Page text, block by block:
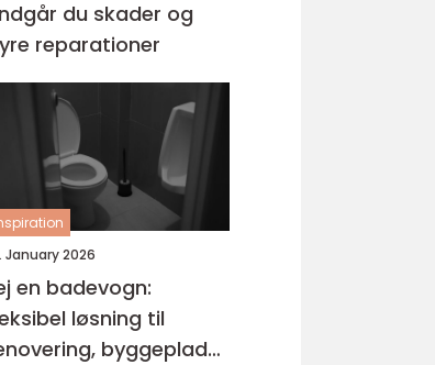
du skader og
reparationer
January 2026
en badevogn:
løsning til
byggeplads